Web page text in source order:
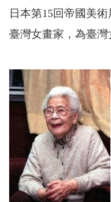
日本第15回帝國美
臺灣女畫家，為臺灣